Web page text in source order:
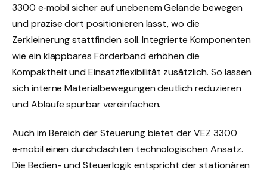
3300 e‑mobil sicher auf unebenem Gelände bewegen
und präzise dort positionieren lässt, wo die
Zerkleinerung stattfinden soll. Integrierte Komponenten
wie ein klappbares Förderband erhöhen die
Kompaktheit und Einsatzflexibilität zusätzlich. So lassen
sich interne Materialbewegungen deutlich reduzieren
und Abläufe spürbar vereinfachen.
Auch im Bereich der Steuerung bietet der VEZ 3300
e‑mobil einen durchdachten technologischen Ansatz.
Die Bedien- und Steuerlogik entspricht der stationären